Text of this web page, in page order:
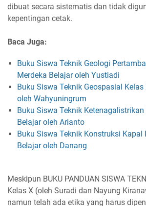
dibuat secara sistematis dan tidak
kepentingan cetak.
Baca Juga:
Buku Siswa Teknik Geologi
Merdeka Belajar oleh Yustiadi
Buku Siswa Teknik Geospasial
oleh Wahyuningrum
Buku Siswa Teknik Ketenagalistrikan
Belajar oleh Arianto
Buku Siswa Teknik Konstruksi Kapal
Belajar oleh Danang
Meskipun BUKU PANDUAN SISWA
Kelas X (oleh Suradi dan Nayung
namun telah ada etika yang harus